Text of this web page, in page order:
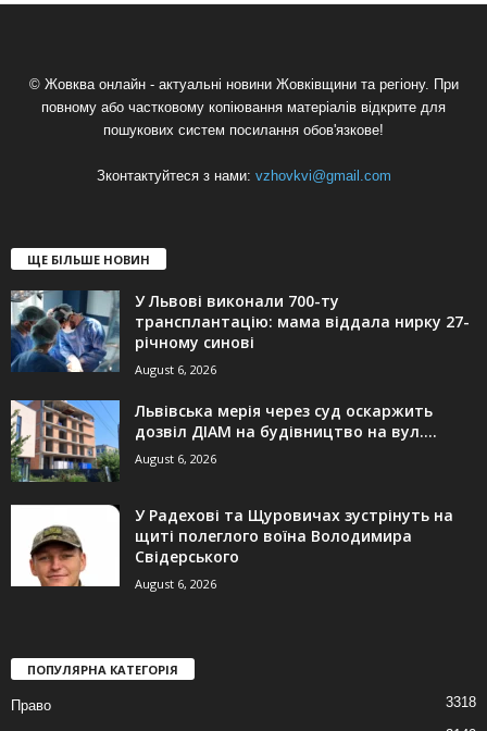
© Жовква онлайн - актуальні новини Жовківщини та регіону. При
повному або частковому копіювання матеріалів відкрите для
пошукових систем посилання обов'язкове!
Зконтактуйтеся з нами: vzhovkvi@gmail.com
ЩЕ БІЛЬШЕ НОВИН
У Львові виконали 700-ту
трансплантацію: мама віддала нирку 27-
річному синові
August 6, 2026
Львівська мерія через суд оскаржить
дозвіл ДІАМ на будівництво на вул....
August 6, 2026
У Радехові та Щуровичах зустрінуть на
щиті полеглого воїна Володимира
Свідерського
August 6, 2026
ПОПУЛЯРНА КАТЕГОРІЯ
Право 3318